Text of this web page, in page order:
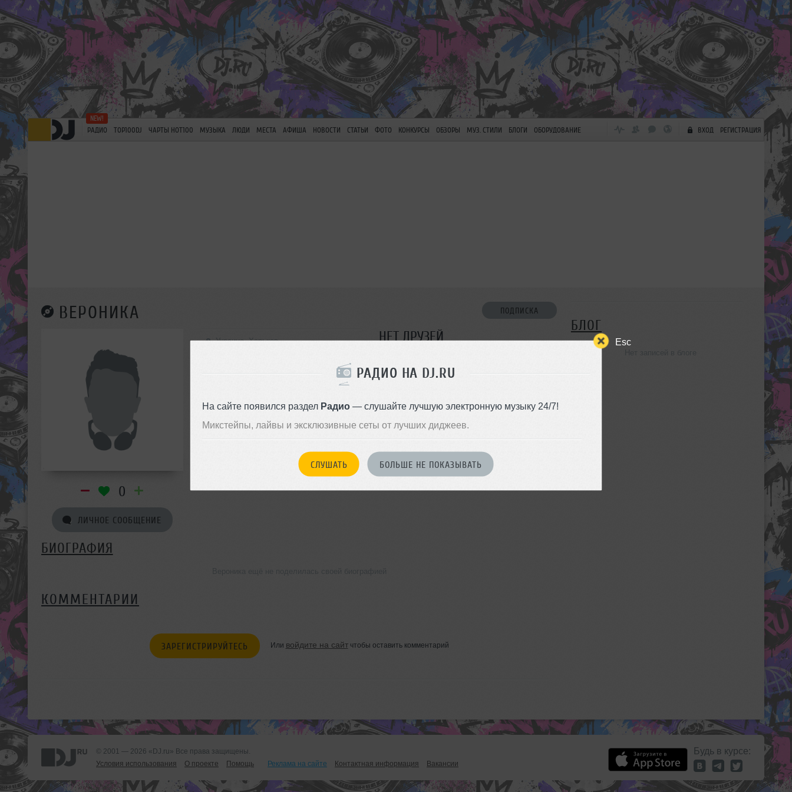
Esc
РАДИО НА DJ.RU
На сайте появился раздел Радио— слушайте лучшую электронную музыку 24/7!
Микстейпы, лайвы и эксклюзивные сеты от лучших диджеев.
СЛУШАТЬ БОЛЬШЕ НЕ ПОКАЗЫВАТЬ
РАДИО TOP100DJ ЧАРТЫ HOT100 МУЗЫКА ЛЮДИ МЕСТА АФИША НОВОСТИ СТАТЬИ ФОТО КОНКУРСЫ ОБЗОРЫ МУЗ. СТИЛИ БЛОГИ ОБОРУДОВАНИЕ ВХОД РЕГИСТРАЦИЯ
ВЕРОНИКА ПОДПИСКА
0
ЛИЧНОЕ СООБЩЕНИЕ
Украина, Харьков НЕТ ДРУЗЕЙ
БИОГРАФИЯ
КОММЕНТАРИИ
ЗАРЕГИСТРИРУЙТЕСЬ Или войдите на сайтчтобы оставить комментарий
БЛОГ
© 2001 — 2026 «DJ.ru» Все права защищены.
Условия использования
О проекте Помощь Реклама на сайте Контактная информация Вакансии
Будь в курсе: